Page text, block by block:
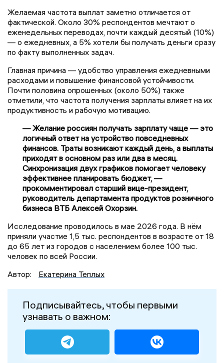
Желаемая частота выплат заметно отличается от
фактической. Около 30% респондентов мечтают о
еженедельных переводах, почти каждый десятый (10%)
— о ежедневных, а 5% хотели бы получать деньги сразу
по факту выполненных задач.
Главная причина — удобство управления ежедневными
расходами и повышение финансовой устойчивости.
Почти половина опрошенных (около 50%) также
отметили, что частота получения зарплаты влияет на их
продуктивность и рабочую мотивацию.
— Желание россиян получать зарплату чаще — это
логичный ответ на устройство повседневных
финансов. Траты возникают каждый день, а выплаты
приходят в основном раз или два в месяц.
Синхронизация двух графиков помогает человеку
эффективнее планировать бюджет, —
прокомментировал старший вице-президент,
руководитель департамента продуктов розничного
бизнеса ВТБ Алексей Охорзин.
Исследование проводилось в мае 2026 года. В нём
приняли участие 1,5 тыс. респондентов в возрасте от 18
до 65 лет из городов с населением более 100 тыс.
человек по всей России.
Автор:
Екатерина Теплых
Подписывайтесь, чтобы первыми
узнавать о важном: